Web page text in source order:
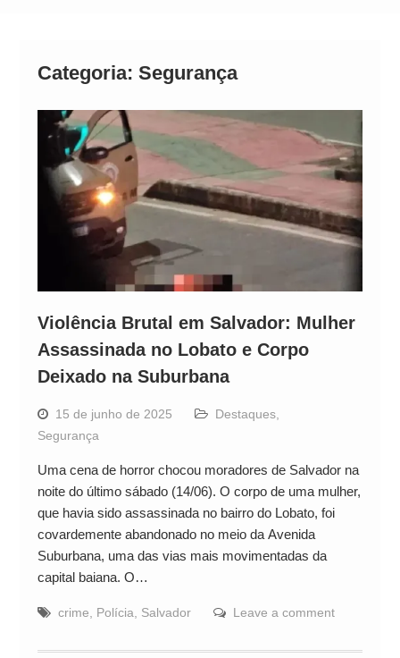
Categoria: Segurança
Violência Brutal em Salvador: Mulher
Assassinada no Lobato e Corpo
Deixado na Suburbana
15 de junho de 2025 Destaques,
Segurança
Uma cena de horror chocou moradores de Salvador na
noite do último sábado (14/06). O corpo de uma mulher,
que havia sido assassinada no bairro do Lobato, foi
covardemente abandonado no meio da Avenida
Suburbana, uma das vias mais movimentadas da
capital baiana. O…
crime Polícia Salvador Leave a comment